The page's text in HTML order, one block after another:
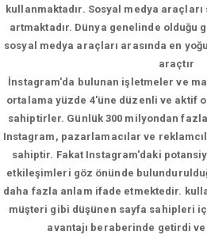
kullanmaktadır. Sosyal medya
artmaktadır. Dünya genelinde olduğu
sosyal medya araçları arasında en
araçtır
İnstagram'da bulunan işletmeler ve
ortalama yüzde 4'üne düzenli ve aktif
sahiptirler. Günlük 300 milyondan
Instagram, pazarlamacılar ve
sahiptir. Fakat Instagram'daki
etkileşimleri göz önünde
daha fazla anlam ifade etmektedir.
müşteri gibi düşünen sayfa sahipleri
avantajı beraberinde getirdi ve